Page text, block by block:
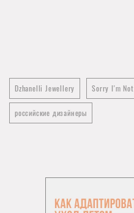
Dzhanelli Jewellery Sorry I'm Not
российские дизайнеры